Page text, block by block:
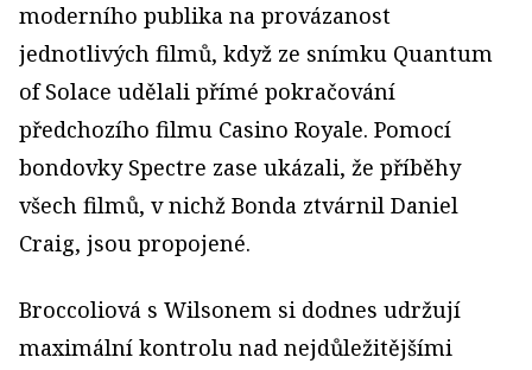
moderního publika na provázanost
jednotlivých filmů, když ze snímku Quantum
of Solace udělali přímé pokračování
předchozího filmu Casino Royale. Pomocí
bondovky Spectre zase ukázali, že příběhy
všech filmů, v nichž Bonda ztvárnil Daniel
Craig, jsou propojené.
Broccoliová s Wilsonem si dodnes udržují
maximální kontrolu nad nejdůležitějšími